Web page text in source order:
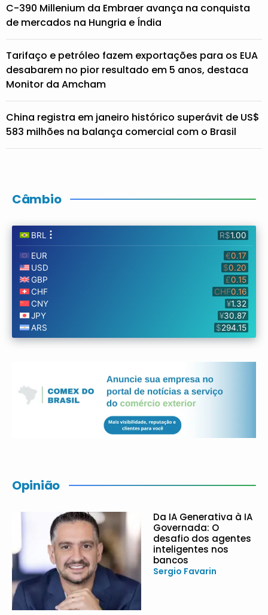
C-390 Millenium da Embraer avança na conquista
de mercados na Hungria e Índia
Tarifaço e petróleo fazem exportações para os EUA
desabarem no pior resultado em 5 anos, destaca
Monitor da Amcham
China registra em janeiro histórico superávit de US$
583 milhões na balança comercial com o Brasil
Câmbio
Opinião
Da IA Generativa à IA
Governada: O
desafio dos agentes
inteligentes nos
bancos
Sergio Favarin